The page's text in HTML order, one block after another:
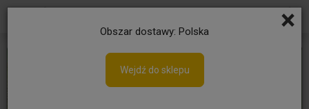
×
Obszar dostawy: Polska
Wejdź do sklepu